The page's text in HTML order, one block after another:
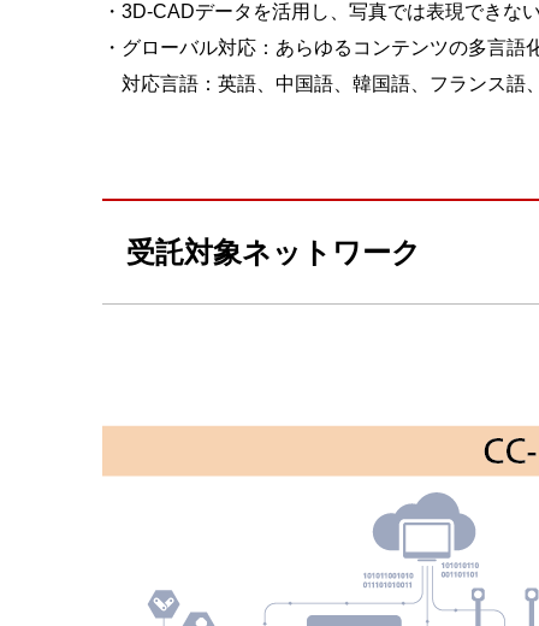
・3D-CADデータを活用し、写真では表現できな
・グローバル対応：あらゆるコンテンツの多言語
対応言語：英語、中国語、韓国語、フランス語
受託対象ネットワーク